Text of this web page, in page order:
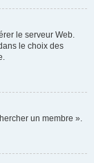
le serveur Web.
le choix des
un membre ».